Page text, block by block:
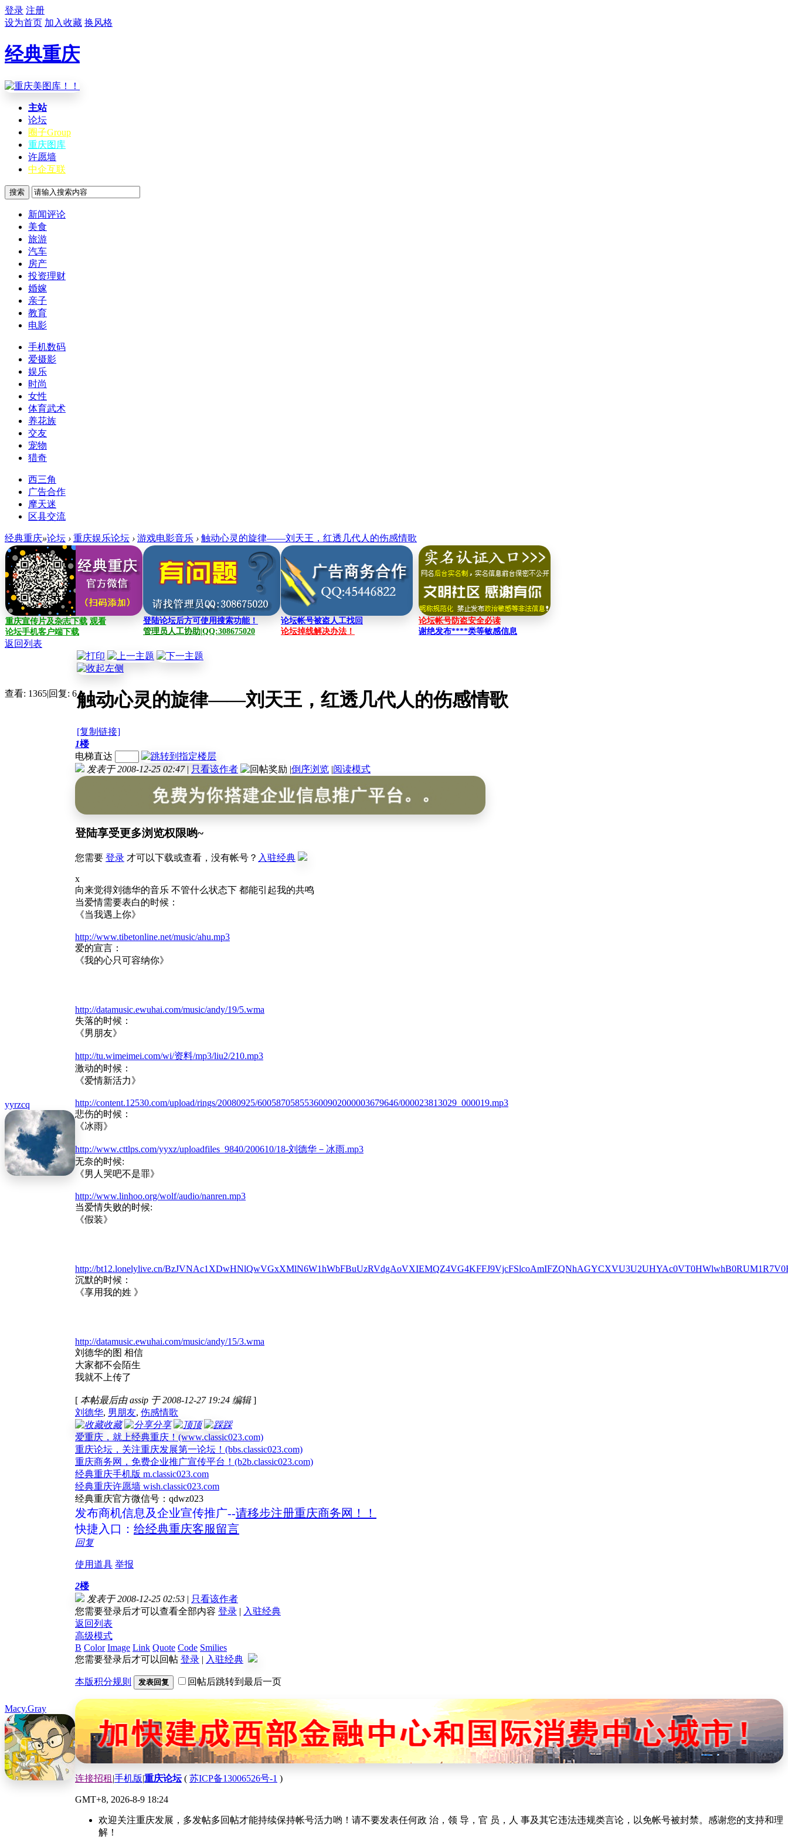
登录 注册
设为首页 加入收藏 换风格
经典重庆
主站
论坛
圈子Group
重庆图库
许愿墙
中企互联
搜索
新闻评论
美食
旅游
汽车
房产
投资理财
婚嫁
亲子
教育
电影
手机数码
爱摄影
娱乐
时尚
女性
体育武术
养花族
交友
宠物
猎奇
西三角
广告合作
摩天迷
区县交流
经典重庆»论坛 › 重庆娱乐论坛 › 游戏电影音乐 › 触动心灵的旋律——刘天王，红透几代人的伤感情歌
重庆宣传片及杂志下载 观看
论坛手机客户端下载
登陆论坛后方可使用搜索功能！
管理员人工协助|QQ:308675020
论坛帐号被盗人工找回
论坛掉线解决办法！
论坛帐号防盗安全必读
谢绝发布****类等敏感信息
返回列表
查看: 1365|回复: 6触动心灵的旋律——刘天王，红透几代人的伤感情歌
[复制链接]
yyrzcq
1楼
电梯直达
发表于 2008-12-25 02:47 | 只看该作者 |倒序浏览 |阅读模式
登陆享受更多浏览权限哟~
您需要 登录 才可以下载或查看，没有帐号？ 入驻经典
x
向来觉得刘德华的音乐 不管什么状态下 都能引起我的共鸣
当爱情需要表白的时候：
《当我遇上你》
http://www.tibetonline.net/music/ahu.mp3
爱的宣言：
《我的心只可容纳你》
http://datamusic.ewuhai.com/music/andy/19/5.wma
失落的时候：
《男朋友》
http://tu.wimeimei.com/wi/资料/mp3/liu2/210.mp3
激动的时候：
《爱情新活力》
http://content.12530.com/upload/rings/20080925/600587058553600902000003679646/000023813029_000019.mp3
悲伤的时候：
《冰雨》
http://www.cttlps.com/yyxz/uploadfiles_9840/200610/18-刘德华－冰雨.mp3
无奈的时候:
《男人哭吧不是罪》
http://www.linhoo.org/wolf/audio/nanren.mp3
当爱情失败的时候:
《假装》
http://bt12.lonelylive.cn/
沉默的时候：
《享用我的姓 》
http://datamusic.ewuhai.com/music/andy/15/3.wma
刘德华的图 相信
大家都不会陌生
我就不上传了
[ 本帖最后由 assip 于 2008-12-27 19:24 编辑]
刘德华, 男朋友, 伤感情歌
收藏
分享 顶
踩
爱重庆，就上经典重庆！(www.classic023.com)
重庆论坛，关注重庆发展第一论坛！(bbs.classic023.com)
重庆商务网，免费企业推广宣传平台！(b2b.classic023.com)
经典重庆手机版 m.classic023.com
经典重庆许愿墙 wish.classic023.com
经典重庆官方微信号：qdwz023
发布商机信息及企业宣传推广--请移步注册重庆商务网！！
快捷入口： 给经典重庆客服留言
回复
使用道具 举报
Macy.Gray
2楼
发表于 2008-12-25 02:53 | 只看该作者
您需要登录后才可以查看全部内容 登录 | 入驻经典
返回列表
高级模式
B Color Image Link Quote Code Smilies
您需要登录后才可以回帖 登录 | 入驻经典
本版积分规则 发表回复 回帖后跳转到最后一页
连接招租 |手机版|重庆论坛( 苏ICP备13006526号-1 )
GMT+8, 2026-8-9 18:24
欢迎关注重庆发展，多发帖多回帖才能持续保持帐号活力哟！请不要发表任何政 治，领 导，官 员，人 事及其它违法违规类言论，以免帐号被封禁。感谢您的支持和理
解！